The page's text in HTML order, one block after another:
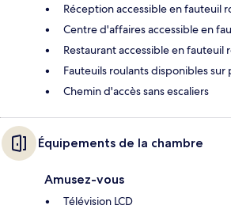
Réception accessible en fauteuil
Centre d'affaires accessible en
Restaurant accessible en fauteuil
Fauteuils roulants disponibles sur
Chemin d'accès sans escaliers
Équipements de la chambre
Amusez-vous
Télévision LCD